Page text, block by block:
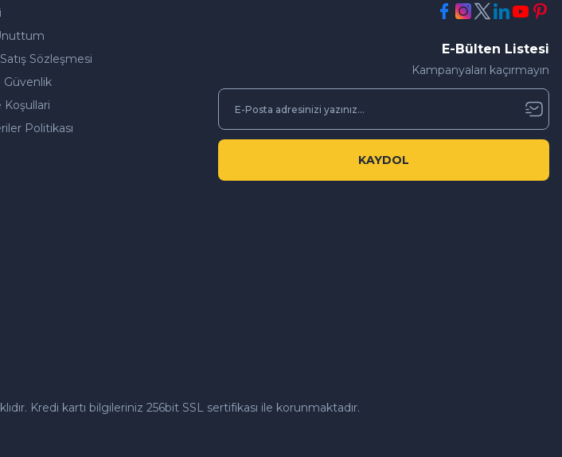
Sözleşmesi
Güvenlik
Koşullari
Politikası
E-Bülten Listesi
Kampanyaları kaçırmayın
KAYDOL
Kredi kartı bilgileriniz 256bit SSL sertifikası ile korunmaktadır.